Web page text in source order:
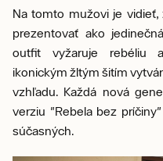
Na tomto mužovi je
prezentovať ako
outfit vyžaruje rebéliu
ikonickým žltým šitím
vzhľadu. Každá nová
verziu "Rebela bez
súčasných.